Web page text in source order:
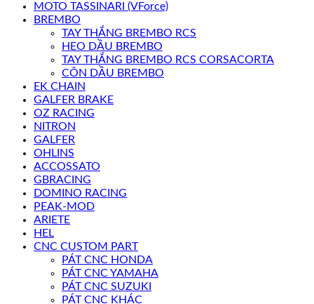
MOTO TASSINARI (VForce)
BREMBO
TAY THẮNG BREMBO RCS
HEO DẦU BREMBO
TAY THẮNG BREMBO RCS CORSACORTA
CÔN DẦU BREMBO
EK CHAIN
GALFER BRAKE
OZ RACING
NITRON
GALFER
OHLINS
ACCOSSATO
GBRACING
DOMINO RACING
PEAK-MOD
ARIETE
HEL
CNC CUSTOM PART
PÁT CNC HONDA
PÁT CNC YAMAHA
PÁT CNC SUZUKI
PÁT CNC KHÁC